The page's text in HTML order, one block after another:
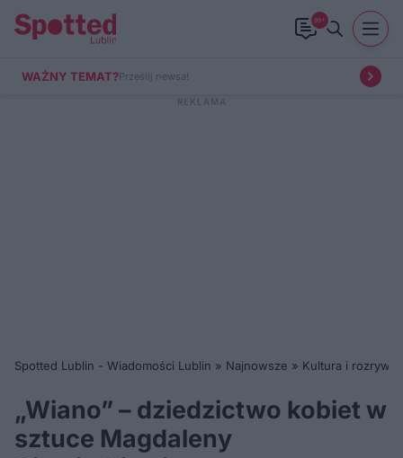
99+
WAŻNY TEMAT?Prześlij newsa!
Spotted Lublin - Wiadomości Lublin » Najnowsze » Kultura i rozrywka
„Wiano” – dziedzictwo kobiet w
sztuce Magdaleny